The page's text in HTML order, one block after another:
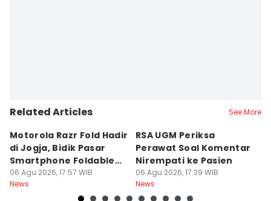
Related Articles See More
Motorola Razr Fold Hadir
di Jogja, Bidik Pasar
Smartphone Foldable
Premium
06 Agu 2026, 17:57 WIB
News
RSA UGM Periksa
Perawat Soal Komentar
Nirempati ke Pasien
06 Agu 2026, 17:39 WIB
News